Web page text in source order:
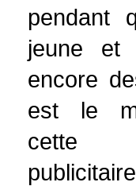
pendant
jeune
encore
est le
cette
publicitaire